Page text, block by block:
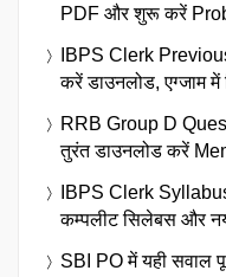
PDF और शुरू करें
IBPS Clerk
करें डाउनलोड, एग्जाम में
RRB Group D
तुरंत डाउनलोड करें
IBPS Clerk
कम्पलीट सिलेबस और नया
SBI PO में यही सवाल